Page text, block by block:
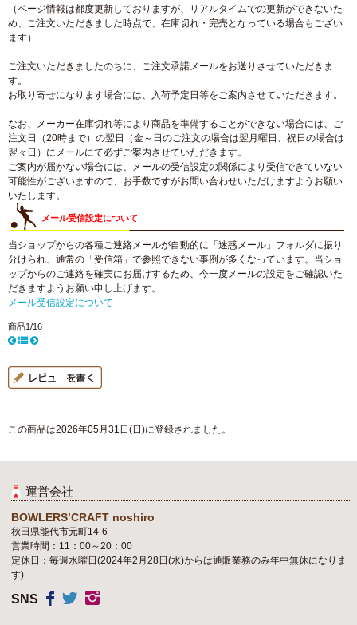
（ページ情報は都度更新しておりますが、リアルタイムでの更新ができないた
め、ご注文いただきました時点で、在庫切れ・完売となっている場合もござい
ます）
ご注文いただきましたのちに、ご注文承諾メールをお送りさせていただきま
す。
お取り寄せになります場合には、入荷予定日等をご案内させていただきます。
なお、メーカー在庫切れ等により商品を準備することができない場合には、ご
注文日（20時まで）の翌日（金～日のご注文の場合は翌月曜日、祝日の場合は
翌々日）にメールにて必ずご案内させていただきます。
ご案内が届かない場合には、メールの受信設定の関係により受信できていない
可能性がございますので、お手数ですがお問い合わせいただけますようお願い
いたします。
メール受信設定について
当ショップからの各種ご連絡メールが自動的に「迷惑メール」フォルダに振り
分けられ、通常の「受信箱」で参照できない事例が多くなっています。当ショ
ップからのご連絡を確実にお届けするため、今一度メールの設定をご確認いた
だきますようお願い申し上げます。
メール受信設定について
商品1/16
この商品は2026年05月31日(日)に登録されました。
運営会社
BOWLERS’CRAFT noshiro
秋田県能代市元町14-6
営業時間：11：00～20：00
定休日：毎週水曜日(2024年2月28日(水)からは通販業務のみ年中無休になりま
す)
SNS